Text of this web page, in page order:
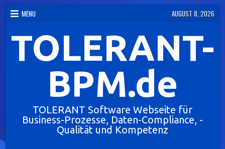
Skip
content
MENU AUGUST 8, 2026
TOLERANT-
BPM.de
TOLERANT Software Webseite für
Business-Prozesse, Daten-Compliance, -
Qualität und Kompetenz